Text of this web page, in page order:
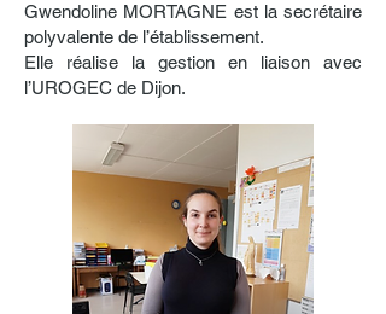
Gwendoline MORTAGNE est la secrétaire
polyvalente de l’établissement.
Elle réalise la gestion en liaison avec
l’UROGEC de Dijon.